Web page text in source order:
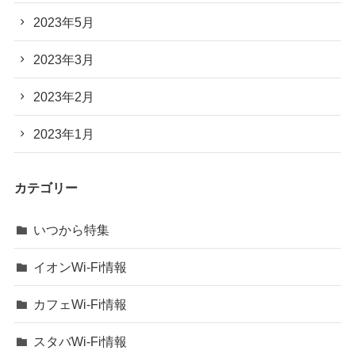
2023年5月
2023年3月
2023年2月
2023年1月
カテゴリー
いつから特集
イオンWi-Fi情報
カフェWi-Fi情報
スタバWi-Fi情報